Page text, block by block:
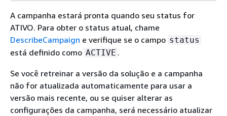
A campanha estará pronta quando seu status for
ATIVO. Para obter o status atual, chame
DescribeCampaign e verifique se o campo status
está definido como ACTIVE .
Se você retreinar a versão da solução e a campanha
não for atualizada automaticamente para usar a
versão mais recente, ou se quiser alterar as
configurações da campanha, será necessário atualizar